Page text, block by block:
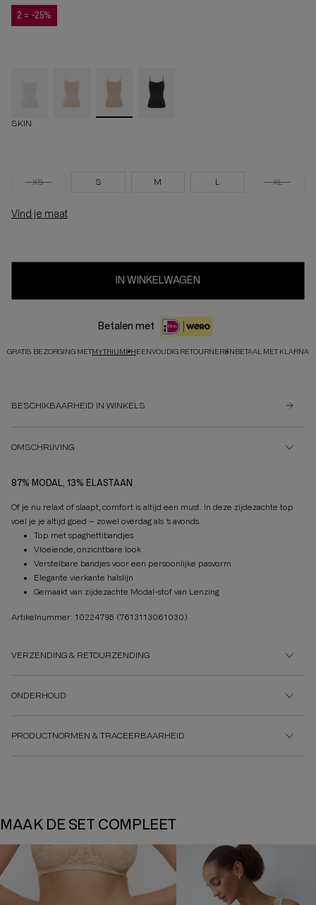
2 = -25%
SKIN
XS S M L XL
Vind je maat
IN WINKELWAGEN
Betalen met
GRATIS BEZORGING METMYTRIUMPHEENVOUDIG RETOURNERENBETAAL MET KLARNA
BESCHIKBAARHEID IN WINKELS
OMSCHRIJVING
87% MODAL, 13% ELASTAAN
Of je nu relaxt of slaapt, comfort is altijd een must. In deze zijdezachte top
voel je je altijd goed – zowel overdag als ‘s avonds.
Top met spaghettibandjes
Vloeiende, onzichtbare look
Verstelbare bandjes voor een persoonlijke pasvorm
Elegante vierkante halslijn
Gemaakt van zijdezachte Modal-stof van Lenzing
Artikelnummer: 10224795 (7613113061030)
VERZENDING & RETOURZENDING
ONDERHOUD
PRODUCTNORMEN & TRACEERBAARHEID
MAAK DE SET COMPLEET